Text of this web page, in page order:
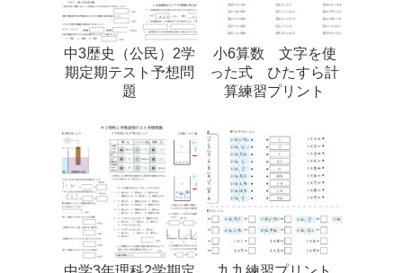
中3歴史（公民）2学
期定期テスト予想問
題
小6算数 文字を使
った式 ひたすら計
算練習プリント